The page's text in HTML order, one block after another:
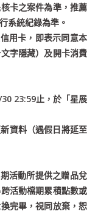
卡之案件為準，推薦
系統紀錄為準。
用卡，即表示同意本
字隱藏）及開卡消費
23:59止，於「星展
資料（遇假日將延至
活動所提供之贈品兌
活動檔期累積點數或
完畢，視同放棄，恕